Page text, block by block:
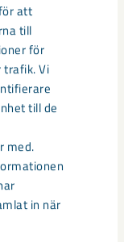
att
till
för
trafik. Vi
till de
med.
in när
med
i dessa
får stor
togs
ett arbete
bytet av den
gråbergsutfrakt
leds av Johan